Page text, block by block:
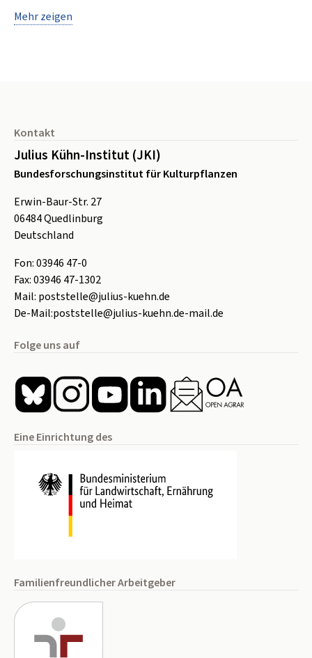
Mehr zeigen
Kontakt
Julius Kühn-Institut (JKI)
Bundesforschungsinstitut für Kulturpflanzen
Erwin-Baur-Str. 27
06484Quedlinburg
Deutschland
Fon:03946 47-0
Fax:03946 47-1302
Mail: poststelle@julius-kuehn.de
De-Mail:poststelle@julius-kuehn.de-mail.de
Folge uns auf
Eine Einrichtung des
Familienfreundlicher Arbeitgeber